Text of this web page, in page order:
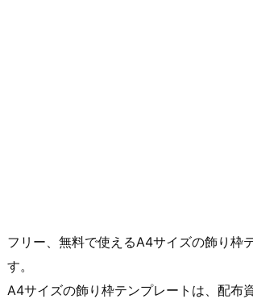
フリー、無料で使えるA4サイズの飾り枠
す。
A4サイズの飾り枠テンプレートは、配布